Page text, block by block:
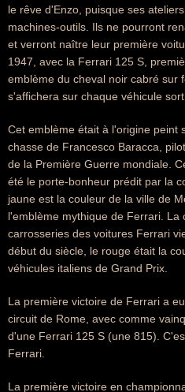
le rêve d'Enzo, puisque ses
machines-outils. Ils ne pourront
et verront naître leur première
1947, avec la Ferrari 125 S,
emblème du cheval noir cabré sur
s'affichera sur chaque véhicule
Cet emblème était à l'origine peint
chasse de Francesco Baracca,
de la Première Guerre mondiale.
été le porte-bonheur prédit par la
jaune est la couleur de la ville de
l'emblème mythique de Ferrari. La
carrosseries des voitures Ferrari
début du siècle, le rouge était la
véhicules italiens de Grand Prix.
La première victoire de Ferrari a
circuit de Rome, avec comme
d'une Ferrari 125 S (une 815).
Ferrari.
La première victoire en